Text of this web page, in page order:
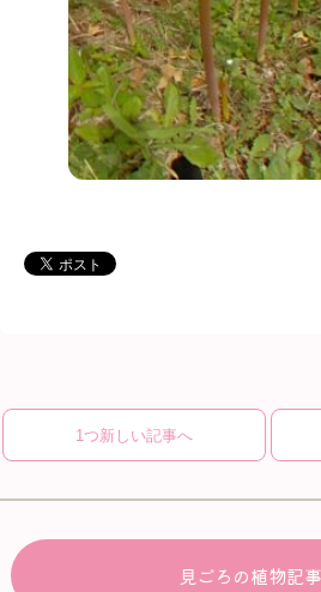
1つ新しい記事へ
見ごろの植物記